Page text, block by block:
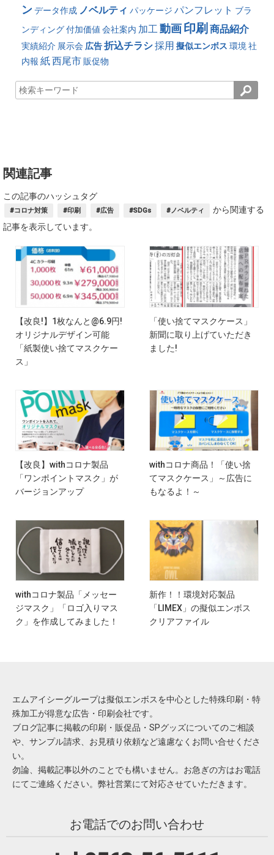
ンデータ作成 ノベルティ パッケージ パンフレット ブラ
ンディング付加価値 会社案内 加工動画印刷 商品紹介
実績紹介 展示会 広告折込チラシ採用 擬似エンボス 環境社
内報 紙西尾市販促物
関連記事
この記事のハッシュタグ
#コロナ対策 #印刷 #広告 #SDGs #ノベルティ
から関連する
記事を表示しています。
【改良!】1枚なんと@6.9円!
オリジナルデザイン可能
「紙製使い捨てマスクケー
ス」
「使い捨てマスクケース」
新聞に取り上げていただき
ました!
【改良】withコロナ製品
「ワンポイントマスク」が
バージョンアップ
withコロナ商品！「使い捨
てマスクケース」～広告に
もなるよ！～
withコロナ製品「メッセー
ジマスク」「ロゴ入りマス
ク」を作成してみました！
新作！！環境対応製品
「LIMEX」の擬似エンボス
クリアファイル
エムアイシーグループは擬似エンボスを中心とした特殊印刷・特
殊加工が得意な広告・印刷会社です。
ブログ記事に掲載の印刷・販促品・SPグッズについてのご相談
や、サンプル請求、お見積り依頼など遠慮なくお問い合せくださ
い。
勿論、掲載記事以外のことでも構いません。お急ぎの方はお電話
にてご連絡ください。弊社営業にて対応させていただきます。
お電話でのお問い合わせ